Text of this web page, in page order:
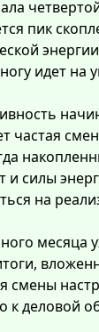
пик
идет на
частая
силы
на
месяца
смены
к деловой